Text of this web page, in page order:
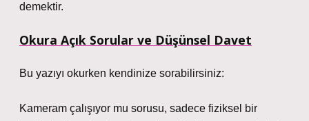
demektir.
Okura Açık Sorular ve Düşünsel Davet
Bu yazıyı okurken kendinize sorabilirsiniz:
Kameram çalışıyor mu sorusu, sadece fiziksel bir